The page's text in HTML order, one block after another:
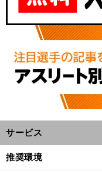
サービス
推奨環境